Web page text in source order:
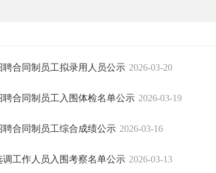
合同制员工拟录用人员公示 2026-03-20
合同制员工入围体检名单公示 2026-03-19
合同制员工综合成绩公示 2026-03-16
工作人员入围考察名单公示 2026-03-13